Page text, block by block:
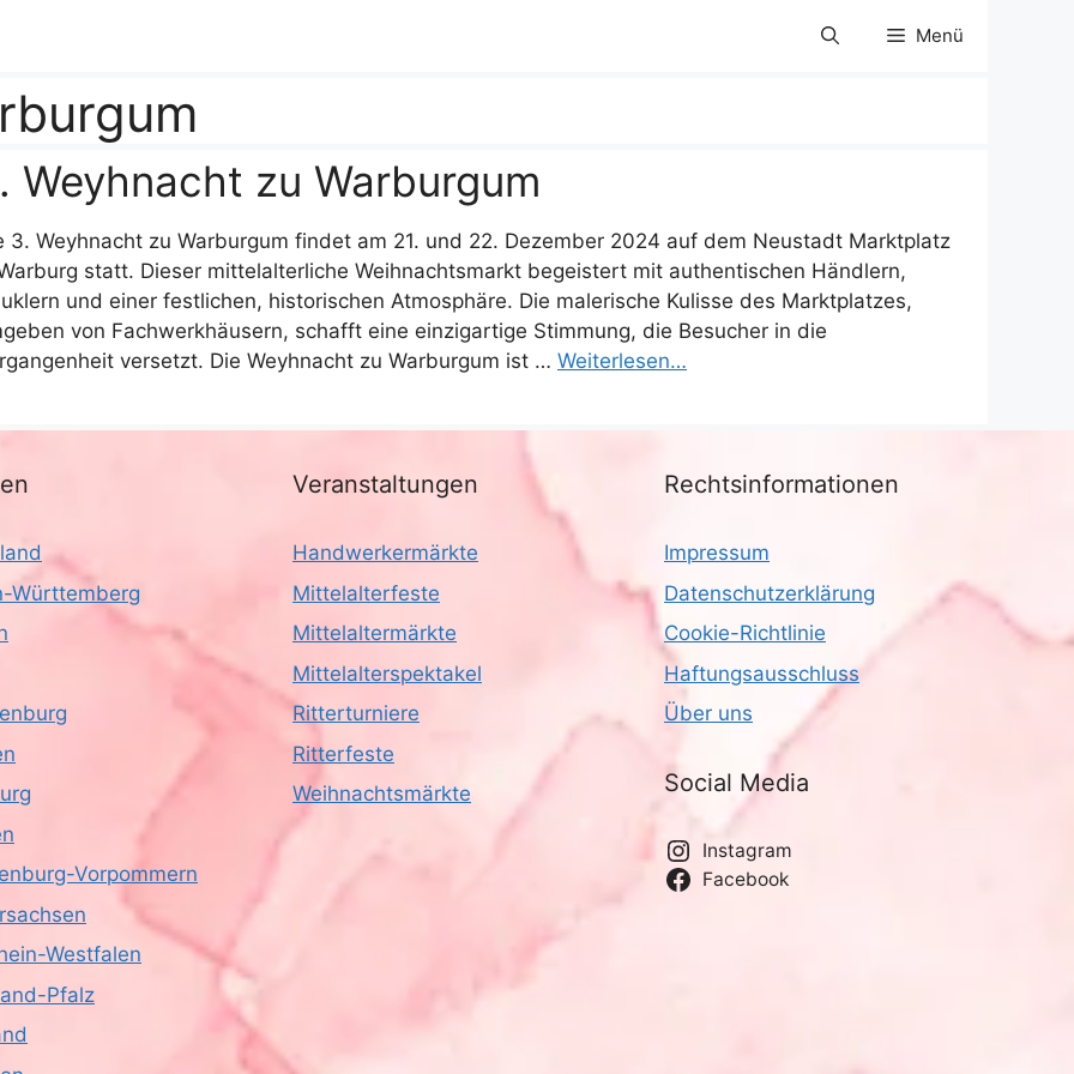
Menü
Weyhnacht zu Warburgum
3. Weyhnacht zu Warburgum findet am 21. und 22. Dezember 2024 auf dem Neustadt Marktplatz
statt. Dieser mittelalterliche Weihnachtsmarkt begeistert mit authentischen Händlern,
und einer festlichen, historischen Atmosphäre. Die malerische Kulisse des Marktplatzes,
von Fachwerkhäusern, schafft eine einzigartige Stimmung, die Besucher in die
versetzt. Die Weyhnacht zu Warburgum ist … Weiterlesen…
Württemberg
Vorpommern
Westfalen
Pfalz
Veranstaltungen
Handwerkermärkte
Mittelalterfeste
Mittelaltermärkte
Mittelalterspektakel
Ritterturniere
Ritterfeste
Weihnachtsmärkte
Rechtsinformationen
Impressum
Datenschutzerklärung
Cookie-Richtlinie
Haftungsausschluss
Über uns
Social Media
Instagram
Facebook